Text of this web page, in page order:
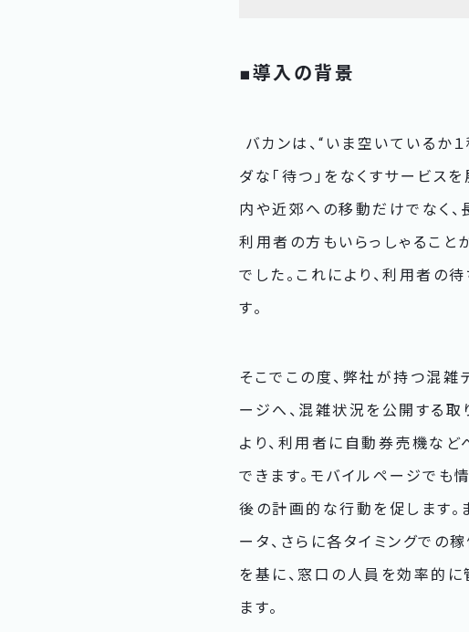
■導入の背景
バカンは、“いま空いているか
ダな「待つ」をなくすサービス
内や近郊への移動だけでなく
利用者の方もいらっしゃること
でした。これにより、利用者の
す。
そこでこの度、弊社が持つ混
ージへ、混雑状況を公開する取
より、利用者に自動券売機な
できます。モバイルページでも
後の計画的な行動を促します
ータ、さらに各タイミングでの
を基に、窓口の人員を効率的
ます。